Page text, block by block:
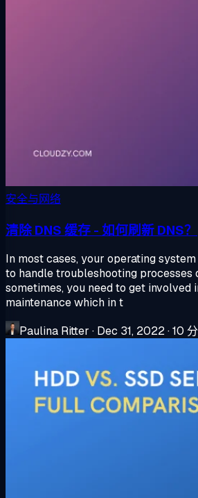
安全与网络
清除 DNS 缓存 - 如何刷新 DNS？
In most cases, your operating
to handle troubleshooting processes
sometimes, you need to get involved
maintenance which in t
Paulina Ritter · Dec 31, 2022·10